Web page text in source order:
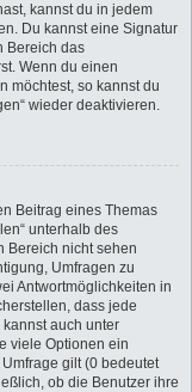
kannst du in jedem
Du kannst eine Signatur
Bereich das
Wenn du einen
möchtest, so kannst du
wieder deaktivieren.
Beitrag eines Themas
unterhalb des
Bereich nicht sehen
Umfragen zu
Antwortmöglichkeiten in
dass jede
auch unter
viele Optionen ein
gilt (0 bedeutet
ob die Benutzer ihre